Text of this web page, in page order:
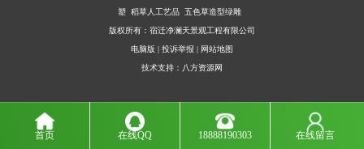
塑 稻草人工艺品 五色草造型绿雕
版权所有：宿迁净澜天景观工程有限公司
电脑版 投诉举报 网站地图
技术支持： 八方资源网
首页 在线QQ 18888190303 在线留言